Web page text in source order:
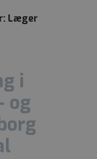
Læger
i
og